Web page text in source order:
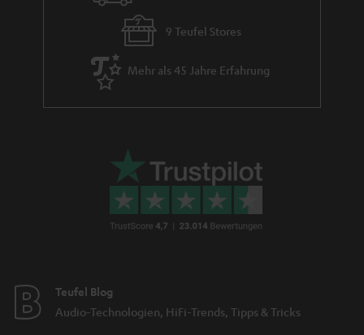
wiederum um einiges größer aus.
Sicher hast du dich schon einmal gefragt, welche Mikrofon-Typen es gibt
und welches Mikrofon speziell für deine Zwecke geeignet ist. Das ist gar
nicht so einfach zu beantworten, denn es existieren diverse Mikrofone für
verschiedene Aufnahmezwecke wie beispielsweise Mikrofone für die
Aufnahme von Instrumenten, Gesang, Studio, Kamera und Sprache. Grob
unterscheiden kannst du Mikrofone anhand ihrer Richtcharakteristik,
verweist auf eine professionelle Studioumgebung, ein Anschluss über USB
ist meist an Mikrofonen zu finden, die eher für den Heimgebrauch
konzipiert sind. Allerdings gibt es auch Allrounder wie das SHURE MV7,
welches sowohl über einen
USBsowie einen Anschluss über XLR verfügt
und im Bereich Audio vielfältig genutzt werden kann.
Aspekte:
Welchen Zweck soll das Mikrofon erfüllen (was soll es können)? Ist
9 Teufel Stores
Mehr als 45 Jahre Erfahrung
Teufel Blog
Audio-Technologien, HiFi-Trends, Tipps & Tricks